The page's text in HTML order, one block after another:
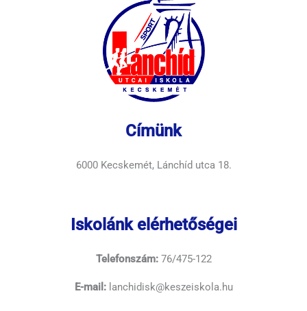
Címünk
6000 Kecskemét, Lánchíd utca 18.
Iskolánk elérhetőségei
Telefonszám:76/475-122
E-mail:lanchidisk@keszeiskola.hu